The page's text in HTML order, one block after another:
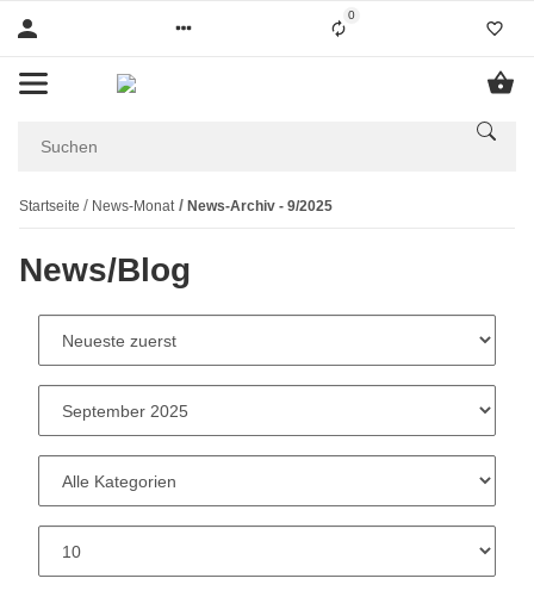
0
Startseite News-Monat News-Archiv - 9/2025
News/Blog